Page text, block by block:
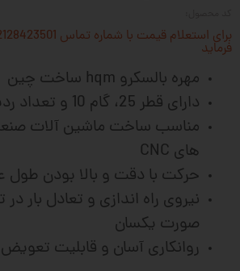
فرماید
مهره بالسکرو hqm ساخت چین
دارای قطر 25، گام 10 و تعداد ردیف ساچمه 6
مناسب ساخت ماشین آلات
های CNC
حرکت با دقت و بالا بودن طول
نیروی راه اندازی و تعادل بار
صورت یکسان
روانکاری آسان و قابلیت